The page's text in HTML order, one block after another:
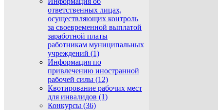
ответственных лицах,
осуществляющих контроль
за своевременной выплатой
заработной платы
работникам муниципальных
учреждений (1)
Информация по
привлечению иностранной
рабочей силы (12)
Квотирование рабочих мест
для инвалидов (1)
Конкурсы (36)